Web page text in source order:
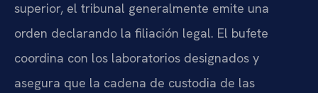
superior, el tribunal generalmente emite una
orden declarando la filiación legal. El bufete
coordina con los laboratorios designados y
asegura que la cadena de custodia de las